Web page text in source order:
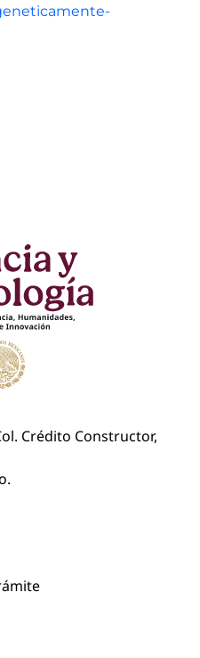
Crédito Constructor,